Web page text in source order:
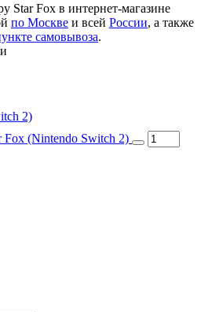
Star Fox в интернет-магазине
по Москве и всей России, а также
самовывоза.
2)
Fox (Nintendo Switch 2)